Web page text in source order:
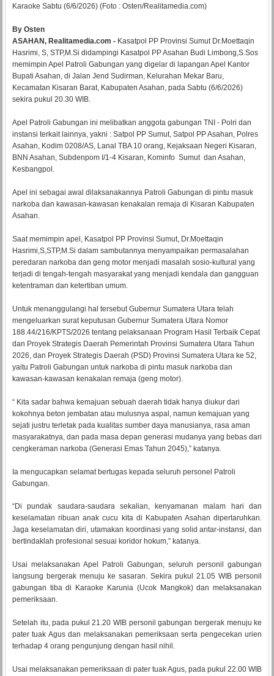
Karaoke Sabtu (6/6/2026) (Foto : Osten/Realitamedia.com)
By Osten
ASAHAN, Realitamedia.com - Kasatpol PP Provinsi Sumut Dr.Moettaqin
Hasrimi, S, STP,M.Si didampingi Kasatpol PP Asahan Budi Limbong,S.Sos
memimpin Apel Patroli Gabungan yang digelar di lapangan Apel Kantor
Bupati Asahan, di Jalan Jend Sudirman, Kelurahan Mekar Baru,
Kecamatan Kisaran Barat, Kabupaten Asahan, pada Sabtu (6/6/2026)
sekira pukul 20.30 WIB.
Apel Patroli Gabungan ini melibatkan anggota gabungan TNI - Polri dan
instansi terkait lainnya, yakni : Satpol PP Sumut, Satpol PP Asahan, Polres
Asahan, Kodim 0208/AS, Lanal TBA 10 orang, Kejaksaan Negeri Kisaran,
BNN Asahan, Subdenpom I/1-4 Kisaran, Kominfo Sumut dan Asahan,
Kesbangpol.
Apel ini sebagai awal dilaksanakannya Patroli Gabungan di pintu masuk
narkoba dan kawasan-kawasan kenakalan remaja di Kisaran Kabupaten
Asahan.
Saat memimpin apel, Kasatpol PP Provinsi Sumut, Dr.Moettaqin
Hasrimi,S,STP,M.Si dalam sambutannya menyampaikan permasalahan
peredaran narkoba dan geng motor menjadi masalah sosio-kultural yang
terjadi di tengah-tengah masyarakat yang menjadi kendala dan gangguan
ketentraman dan ketertiban umum.
Untuk menanggulangi hal tersebut Gubernur Sumatera Utara telah
mengeluarkan surat keputusan Gubernur Sumatera Utara Nomor
188.44/216/KPTS/2026 tentang pelaksanaan Program Hasil Terbaik Cepat
dan Proyek Strategis Daerah Pemerintah Provinsi Sumatera Utara Tahun
2026, dan Proyek Strategis Daerah (PSD) Provinsi Sumatera Utara ke 52,
yaitu Patroli Gabungan untuk narkoba di pintu masuk narkoba dan
kawasan-kawasan kenakalan remaja (geng motor).
“ Kita sadar bahwa kemajuan sebuah daerah tidak hanya diukur dari
kokohnya beton jembatan atau mulusnya aspal, namun kemajuan yang
sejati justru terletak pada kualitas sumber daya manusianya, rasa aman
masyarakatnya, dan pada masa depan generasi mudanya yang bebas dari
cengkeraman narkoba (Generasi Emas Tahun 2045),” katanya.
Ia mengucapkan selamat bertugas kepada seluruh personel Patroli
Gabungan.
“Di pundak saudara-saudara sekalian, kenyamanan malam hari dan
keselamatan ribuan anak cucu kita di Kabupaten Asahan dipertaruhkan.
Jaga keselamatan diri, utamakan koordinasi yang solid antar-instansi, dan
bertindaklah profesional sesuai koridor hokum,” katanya.
Usai melaksanakan Apel Patroli Gabungan, seluruh personil gabungan
langsung bergerak menuju ke sasaran. Sekira pukul 21.05 WIB personil
gabungan tiba di Karaoke Karunia (Ucok Mangkok) dan melaksanakan
pemeriksaan.
Setelah itu, pada pukul 21.20 WIB personil gabungan bergerak menuju ke
pater tuak Agus dan melaksanakan pemeriksaan serta pengecekan urien
terhadap 4 orang pengunjung dengan hasil nihil.
Usai melaksanakan pemeriksaan di pater tuak Agus, pada pukul 22.00 WIB